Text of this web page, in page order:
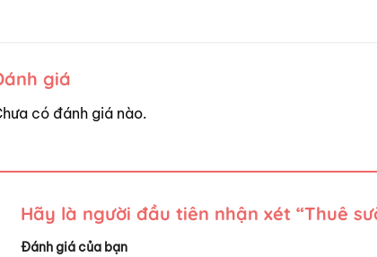
giá
có đánh giá nào.
Hãy là người đầu tiên nhận xét “Thuê
Đánh giá của bạn